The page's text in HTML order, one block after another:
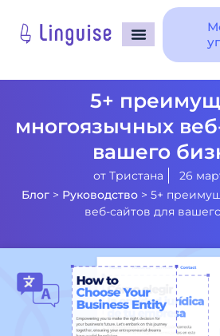
5+
многоязычных
вашего
от Тристана
26
Блог> Руководство> 5+
веб-сайтов для